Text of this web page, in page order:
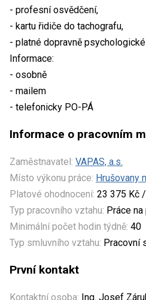
- profesní osvědčení,
- kartu řidiče do tachografu,
- platné dopravně
Informace:
- osobně
- mailem
- telefonicky PO-PÁ
Informace o pracovním
Zaměstnavatel: VAPAS, a.s.
Místo výkonu práce: Hrušovany
Platové ohodnocení: 23 375 Kč
Typ pracovního vztahu: Práce
Minimální počet hodin týdně: 40
Typ smluvního vztahu: Pracovní
První kontakt
Kontaktní osoba: Ing. Josef